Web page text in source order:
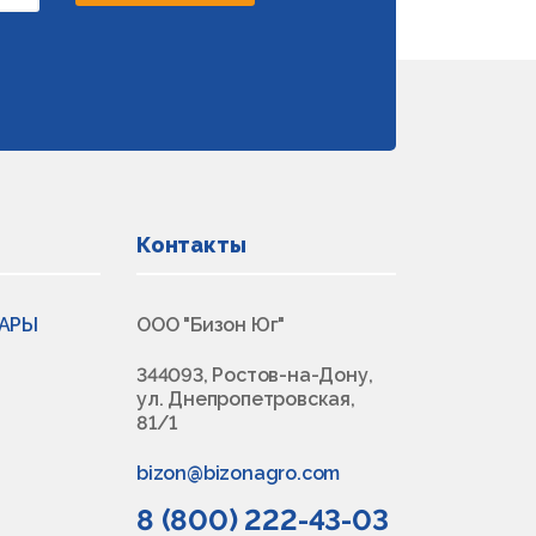
Контакты
ООО "Бизон Юг"
344093, Ростов-на-Дону,
ул. Днепропетровская,
81/1
bizon@bizonagro.com
8 (800) 222-43-03